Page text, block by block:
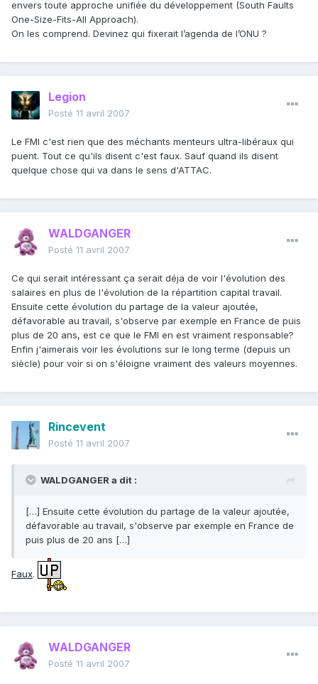
envers toute approche unifiée du développement (South Faults
One-Size-Fits-All Approach).
On les comprend. Devinez qui fixerait l’agenda de l’ONU ?
Legion
Posté 11 avril 2007
Le FMI c'est rien que des méchants menteurs ultra-libéraux qui
puent. Tout ce qu'ils disent c'est faux. Sauf quand ils disent
quelque chose qui va dans le sens d'ATTAC.
WALDGANGER
Posté 11 avril 2007
Ce qui serait intéressant ça serait déja de voir l'évolution des
salaires en plus de l'évolution de la répartition capital travail.
Ensuite cette évolution du partage de la valeur ajoutée,
défavorable au travail, s'observe par exemple en France de puis
plus de 20 ans, est ce que le FMI en est vraiment responsable?
Enfin j'aimerais voir les évolutions sur le long terme (depuis un
siècle) pour voir si on s'éloigne vraiment des valeurs moyennes.
Rincevent
Posté 11 avril 2007
WALDGANGER a dit :
[…] Ensuite cette évolution du partage de la valeur ajoutée,
défavorable au travail, s'observe par exemple en France de
puis plus de 20 ans […]
Faux.
WALDGANGER
Posté 11 avril 2007